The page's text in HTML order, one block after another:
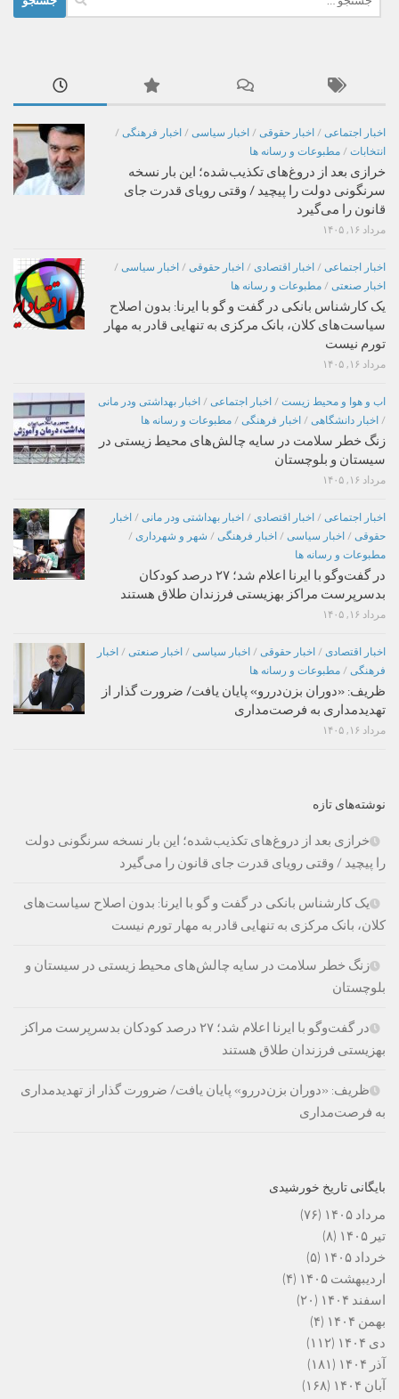
برای:
اخبار اجتماعی / اخبار حقوقی / اخبار سیاسی / اخبار فرهنگی /
انتخابات / مطبوعات و رسانه ها
خرازی بعد از دروغ‌های تکذیب‌شده؛ این بار نسخه
سرنگونی دولت را پیچید / وقتی رویای قدرت جای
قانون را می‌گیرد
مرداد ۱۶, ۱۴۰۵
اخبار اجتماعی / اخبار اقتصادی / اخبار حقوقی / اخبار سیاسی /
اخبار صنعتی / مطبوعات و رسانه ها
یک کارشناس بانکی در گفت و گو با ایرنا: بدون اصلاح
سیاست‌های کلان، بانک مرکزی به تنهایی قادر به مهار
تورم نیست
مرداد ۱۶, ۱۴۰۵
اب و هوا و محیط زیست / اخبار اجتماعی / اخبار بهداشتی ودر مانی
/ اخبار دانشگاهی / اخبار فرهنگی / مطبوعات و رسانه ها
زنگ خطر سلامت در سایه چالش‌های محیط زیستی در
سیستان و بلوچستان
مرداد ۱۶, ۱۴۰۵
اخبار اجتماعی / اخبار اقتصادی / اخبار بهداشتی ودر مانی / اخبار
حقوقی / اخبار سیاسی / اخبار فرهنگی / شهر و شهرداری /
مطبوعات و رسانه ها
در گفت‌وگو با ایرنا اعلام شد؛ ۲۷ درصد کودکان
بدسرپرست مراکز بهزیستی فرزندان طلاق هستند
مرداد ۱۶, ۱۴۰۵
اخبار اقتصادی / اخبار حقوقی / اخبار سیاسی / اخبار صنعتی / اخبار
فرهنگی / مطبوعات و رسانه ها
ظریف: «دوران بزن‌دررو» پایان یافت/ ضرورت گذار از
تهدیدمداری به فرصت‌مداری
مرداد ۱۶, ۱۴۰۵
نوشته‌های تازه
خرازی بعد از دروغ‌های تکذیب‌شده؛ این بار نسخه سرنگونی دولت
را پیچید / وقتی رویای قدرت جای قانون را می‌گیرد
یک کارشناس بانکی در گفت و گو با ایرنا: بدون اصلاح سیاست‌های
کلان، بانک مرکزی به تنهایی قادر به مهار تورم نیست
زنگ خطر سلامت در سایه چالش‌های محیط زیستی در سیستان و
بلوچستان
در گفت‌وگو با ایرنا اعلام شد؛ ۲۷ درصد کودکان بدسرپرست مراکز
بهزیستی فرزندان طلاق هستند
ظریف: «دوران بزن‌دررو» پایان یافت/ ضرورت گذار از تهدیدمداری
به فرصت‌مداری
بایگانی تاریخ خورشیدی
مرداد ۱۴۰۵
(۷۶)
تیر ۱۴۰۵
(۸)
خرداد ۱۴۰۵
(۵)
اردیبهشت ۱۴۰۵
(۴)
اسفند ۱۴۰۴
(۲۰)
بهمن ۱۴۰۴
(۴)
دی ۱۴۰۴
(۱۱۲)
آذر ۱۴۰۴
(۱۸۱)
آبان ۱۴۰۴
(۱۶۸)